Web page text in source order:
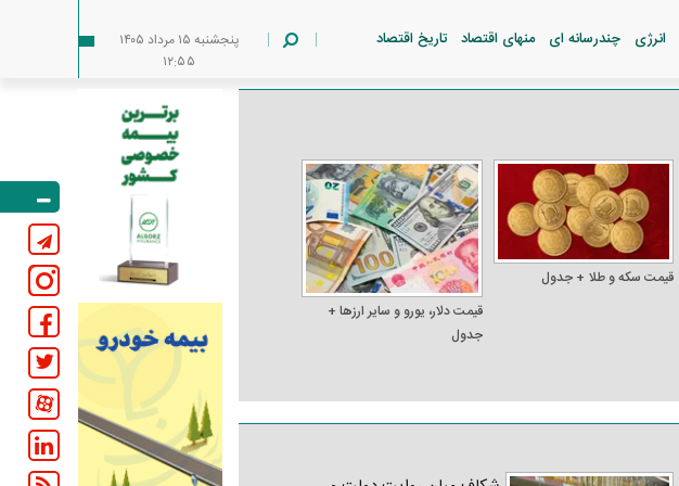
انرژی چندرسانه ای منهای اقتصاد تاریخ اقتصاد
پنجشنبه ۱۵ مرداد ۱۴۰۵
۱۲:۵۵
قیمت سکه و طلا + جدول
قیمت دلار، یورو و سایر ارز‌ها +
جدول